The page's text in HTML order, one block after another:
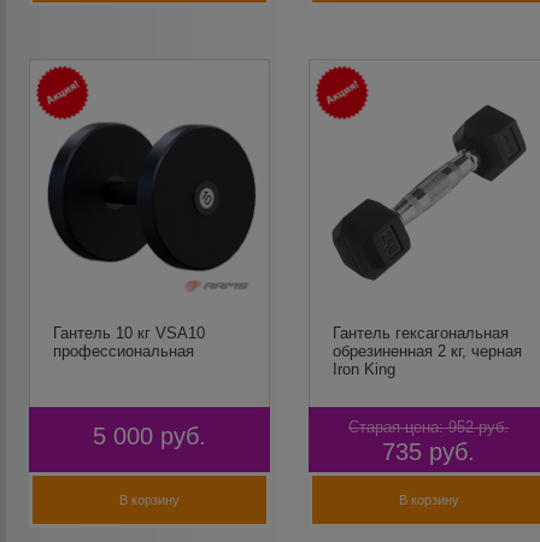
Гантель 10 кг VSA10
профессиональная
5 000 руб.
В корзину
Гантель гексагональная
обрезиненная 2 кг, черная
Iron King
Старая цена: 952 руб.
735 руб.
В корзину